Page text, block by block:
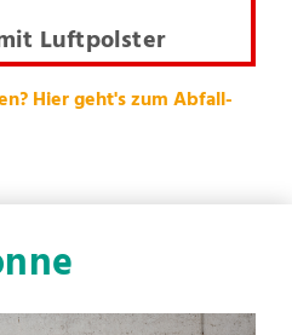
Luftpolster
Hier geht's zum Abfall-